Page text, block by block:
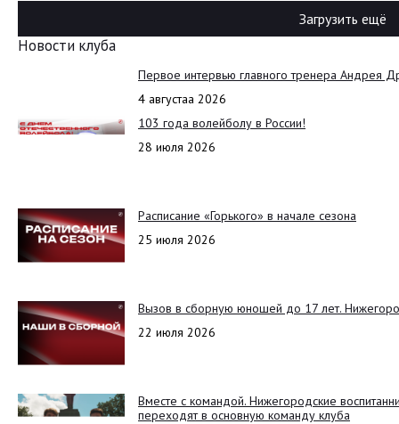
Загрузить ещё
Новости клуба
Первое интервью главного тренера Андрея
4 августаа 2026
103 года волейболу в России!
28 июля 2026
Расписание «Горького» в начале сезона
25 июля 2026
Вызов в сборную юношей до 17 лет.
22 июля 2026
Вместе с командой. Нижегородские
переходят в основную команду клуба